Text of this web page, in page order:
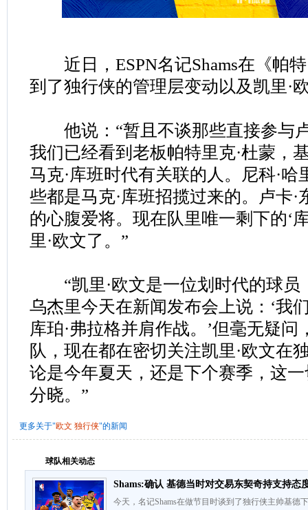
近日，ESPN名记Shams在《帕特
到了独行侠的管理层变动以及凯里·
他说：“暂且不谈那些直接参与卢
我们已经看到老板帕特里克·杜蒙，
马克·库班时代有关联的人。尼科·哈
些都是马克·库班招揽过来的。卢卡·
的心腹爱将。现在队里唯一剩下的‘
里·欧文了。”
“凯里·欧文是一位划时代的球员
乌杰里今天在新闻发布会上说：‘我
库珀·弗拉格并肩作战。’但毫无疑
队，现在都在密切关注凯里·欧文在
论是今年夏天，还是下个赛季，这
分晓。”
更多关于"欧文 独行侠"的新闻
球队相关动态
Shams:确认 基德当时对交易东契奇持支持态
今天，名记Shams在做节目时谈到了独行侠主帅基德